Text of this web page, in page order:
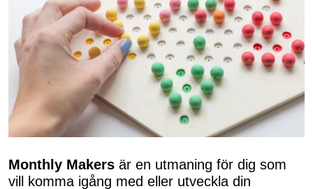
Monthly Makers är en utmaning för dig som
vill komma igång med eller utveckla din